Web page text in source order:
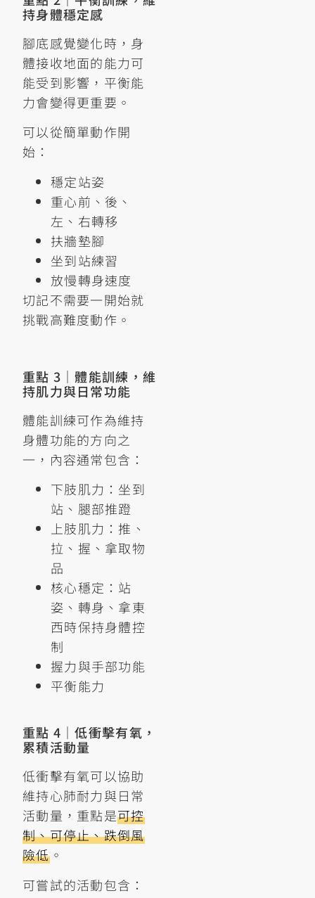
持身體穩定感
腳底感覺變化時，身
體接收地面的能力可
能受到影響，平衡能
力會變得更重要。
可以從簡單動作開
始：
穩定站姿
重心前、後、
左、右轉移
扶牆墊腳
坐到站練習
放慢轉身速度
切記不需要一開始就
挑戰高難度動作。
重點 3｜體能訓練，維
持肌力與日常功能
體能訓練可作為維持
身體功能的方向之
一，內容通常包含：
下肢肌力：坐到
站、腿部推蹬
上肢肌力：推、
拉、握、拿取物
品
核心穩定：站
姿、轉身、拿東
西時保持身體控
制
握力與手部功能
平衡能力
重點 4｜低衝擊有氧，
累積活動量
低衝擊有氧可以協助
維持心肺耐力與日常
活動量，重點是可控
制、可停止、跌倒風
險低。
可嘗試的活動包含：